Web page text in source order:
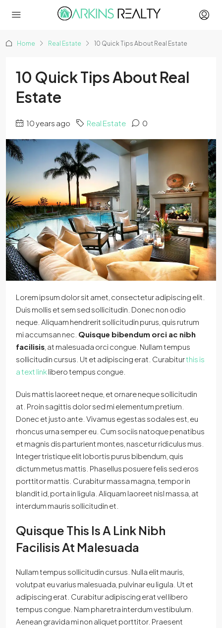
Home Real Estate 10 Quick Tips About Real Estate
10 Quick Tips About Real
Estate
10 years ago Real Estate 0
Lorem ipsum dolor sit amet, consectetur adipiscing elit.
Duis mollis et sem sed sollicitudin. Donec non odio
neque. Aliquam hendrerit sollicitudin purus, quis rutrum
mi accumsan nec. Quisque bibendum orci ac nibh
facilisis , at malesuada orci congue. Nullam tempus
sollicitudin cursus. Ut et adipiscing erat. Curabiturthis is
a text link libero tempus congue.
Duis mattis laoreet neque, et ornare neque sollicitudin
at. Proin sagittis dolor sed mi elementum pretium.
Donec et justo ante. Vivamus egestas sodales est, eu
rhoncus urna semper eu. Cum sociis natoque penatibus
et magnis dis parturient montes, nascetur ridiculus mus.
Integer tristique elit lobortis purus bibendum, quis
dictum metus mattis. Phasellus posuere felis sed eros
porttitor mattis. Curabitur massa magna, tempor in
blandit id, porta in ligula. Aliquam laoreet nisl massa, at
interdum mauris sollicitudin et.
Quisque This Is A Link Nibh
Facilisis At Malesuada
Nullam tempus sollicitudin cursus. Nulla elit mauris,
volutpat eu varius malesuada, pulvinar eu ligula. Ut et
adipiscing erat. Curabitur adipiscing erat vel libero
tempus congue. Nam pharetra interdum vestibulum.
Aenean gravida mi non aliquet porttitor. Praesent